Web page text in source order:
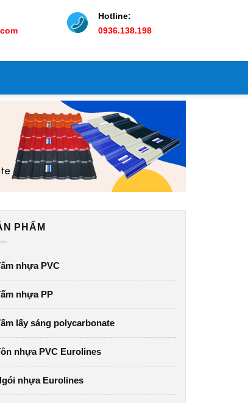
Hotline:
0936.138.198
PHẨM
nhựa PVC
nhựa PP
lấy sáng polycarbonate
nhựa PVC Eurolines
nhựa Eurolines